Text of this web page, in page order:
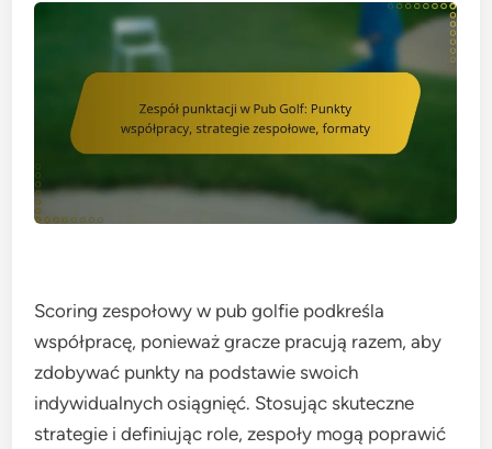
Scoring zespołowy w pub golfie podkreśla
współpracę, ponieważ gracze pracują razem, aby
zdobywać punkty na podstawie swoich
indywidualnych osiągnięć. Stosując skuteczne
strategie i definiując role, zespoły mogą poprawić